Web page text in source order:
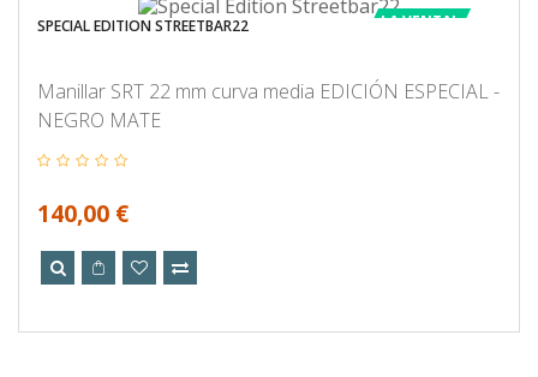
LA VENTA!
SPECIAL EDITION STREETBAR22
Manillar SRT 22 mm curva media EDICIÓN ESPECIAL -
NEGRO MATE
140,00 €